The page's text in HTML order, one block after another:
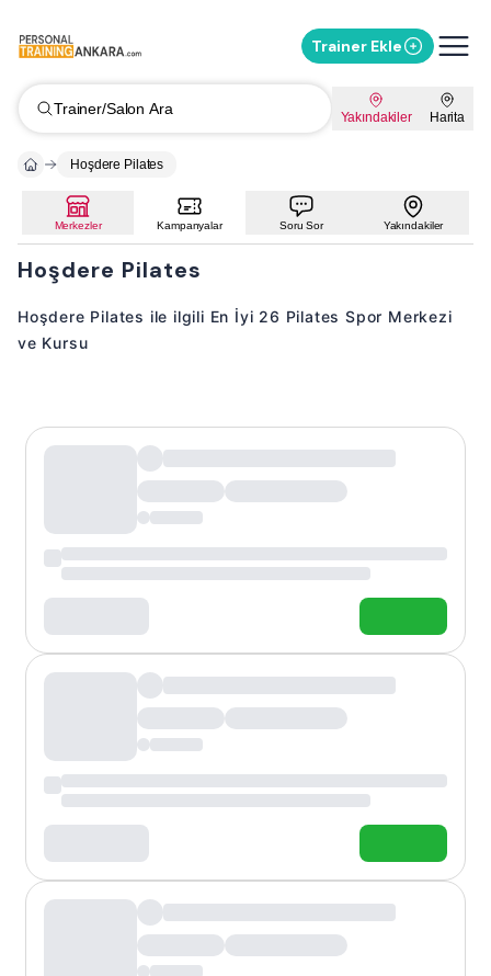
Trainer Ekle
Trainer/Salon Ara Yakındakiler Harita
Hoşdere Pilates
Merkezler Kampanyalar Soru Sor Yakındakiler
Hoşdere Pilates
Hoşdere Pilates ile ilgili En İyi 26 Pilates Spor Merkezi
ve Kursu